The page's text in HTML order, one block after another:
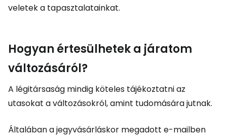
veletek a tapasztalatainkat.
Hogyan értesülhetek a járatom
változásáról?
A légitársaság mindig köteles tájékoztatni az
utasokat a változásokról, amint tudomására jutnak.
Általában a jegyvásárláskor megadott e-mailben